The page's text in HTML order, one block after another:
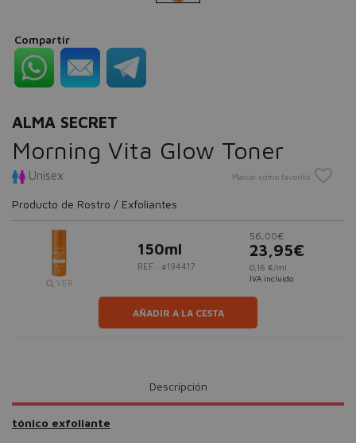
Compartir
ALMA SECRET
Morning Vita Glow Toner
Unisex Marcar como favorito
Producto de Rostro / Exfoliantes
VER
150ml
REF.: #194417
56,00€
23,95€
0,16 €/ml
IVA incluido
AÑADIR A LA CESTA
Descripción
tónico exfoliante